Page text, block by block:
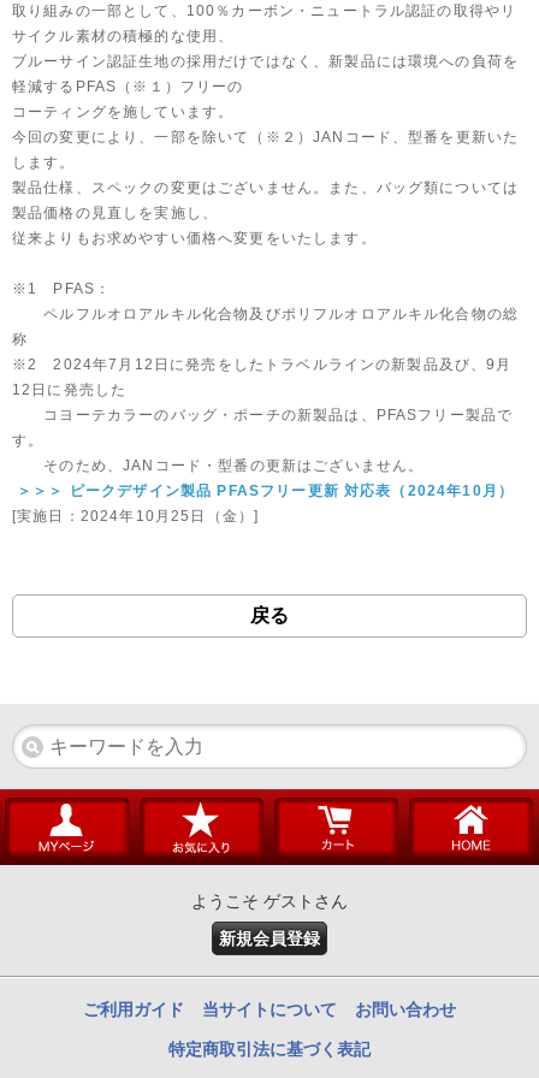
取り組みの一部として、100％カーボン・ニュートラル認証の取得やリ
サイクル素材の積極的な使用、
ブルーサイン認証生地の採用だけではなく、新製品には環境への負荷を
軽減するPFAS（※１）フリーの
コーティングを施しています。
今回の変更により、一部を除いて（※２）JANコード、型番を更新いた
します。
製品仕様、スペックの変更はございません。また、バッグ類については
製品価格の見直しを実施し、
従来よりもお求めやすい価格へ変更をいたします。
※1 PFAS：
ペルフルオロアルキル化合物及びポリフルオロアルキル化合物の総
称
※2 2024年7月12日に発売をしたトラベルラインの新製品及び、9月
12日に発売した
コヨーテカラーのバッグ・ポーチの新製品は、PFASフリー製品で
す。
そのため、JANコード・型番の更新はございません。
＞＞＞ ピークデザイン製品 PFASフリー更新 対応表（2024年10月）
[実施日：2024年10月25日（金）]
戻る
ようこそ ゲストさん
新規会員登録
ご利用ガイド 当サイトについて お問い合わせ
特定商取引法に基づく表記